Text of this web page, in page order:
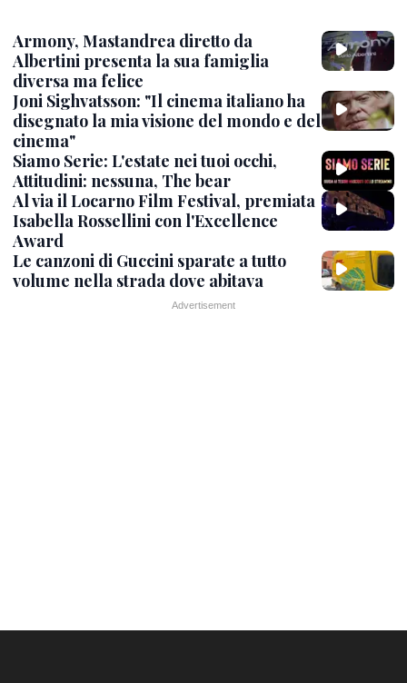
Armony, Mastandrea diretto da
Albertini presenta la sua famiglia
diversa ma felice
Joni Sighvatsson: "Il cinema italiano ha
disegnato la mia visione del mondo e del
cinema"
Siamo Serie: L'estate nei tuoi occhi,
Attitudini: nessuna, The bear
Al via il Locarno Film Festival, premiata
Isabella Rossellini con l'Excellence
Award
Le canzoni di Guccini sparate a tutto
volume nella strada dove abitava